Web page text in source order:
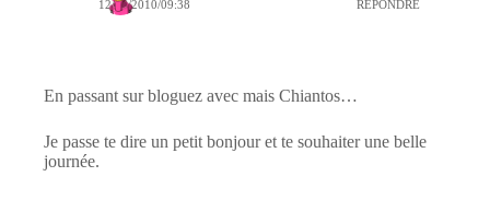
12/03/2010/09:38 RÉPONDRE
En passant sur bloguez avec mais Chiantos…
Je passe te dire un petit bonjour et te souhaiter une belle
journée.